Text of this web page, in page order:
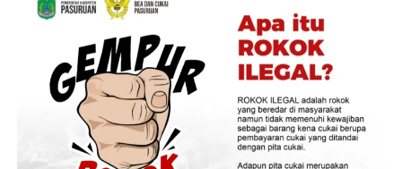
penstabilan harga di tingkat produsen, pengelolaan
cadangan beras, hingga skema perlindungan
pendapatan petani lokal.
Direktur Pengadaan Bulog RI, Prihasto Setyanto,
menyampaikan bahwa tingginya angka penyerapan
gabah di kawasan lumbung pangan ini menunjukkan
kuatnya koordinasi antarinstansi di daerah.